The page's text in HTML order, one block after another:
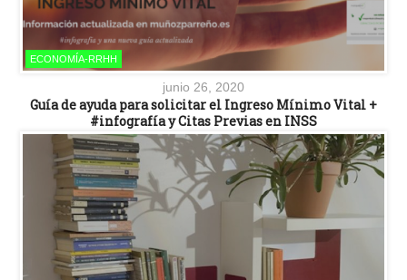
ECONOMÍA-RRHH
junio 26, 2020
Guía de ayuda para solicitar el Ingreso Mínimo Vital +
#infografía y Citas Previas en INSS